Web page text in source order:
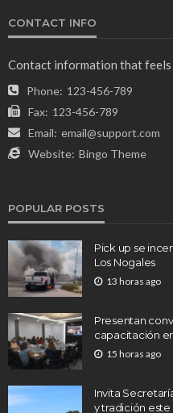
CONTACT INFO
Contact information that feels
Phone: 123-456-789
Fax: 123-456-789
Email: email@support.com
Website: Bingo Theme
POPULAR POSTS
Pick up se
Los Nogales
13 horas ago
Presentan
capacitación
15 horas ago
Invita
y tradición este